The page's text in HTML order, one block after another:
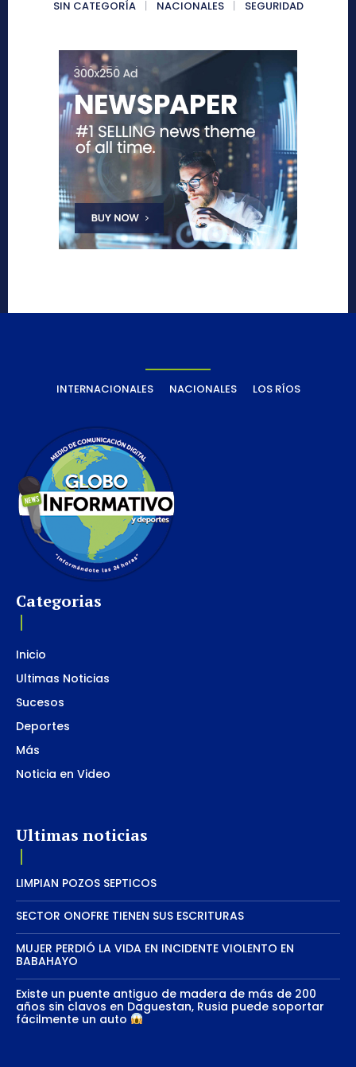
SIN CATEGORÍA
NACIONALES SEGURIDAD
INTERNACIONALES NACIONALES LOS RÍOS
Categorias
Inicio
Ultimas Noticias
Sucesos
Deportes
Más
Noticia en Video
Ultimas noticias
LIMPIAN POZOS SEPTICOS
SECTOR ONOFRE TIENEN SUS ESCRITURAS
MUJER PERDIÓ LA VIDA EN INCIDENTE VIOLENTO EN
BABAHAYO
Existe un puente antiguo de madera de más de 200
años sin clavos en Daguestan, Rusia puede soportar
fácilmente un auto